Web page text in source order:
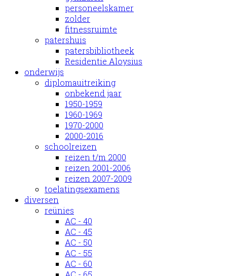
personeelskamer
zolder
fitnessruimte
patershuis
patersbibliotheek
Residentie Aloysius
onderwijs
diplomauitreiking
onbekend jaar
1950-1959
1960-1969
1970-2000
2000-2016
schoolreizen
reizen t/m 2000
reizen 2001-2006
reizen 2007-2009
toelatingsexamens
diversen
reünies
AC - 40
AC - 45
AC - 50
AC - 55
AC - 60